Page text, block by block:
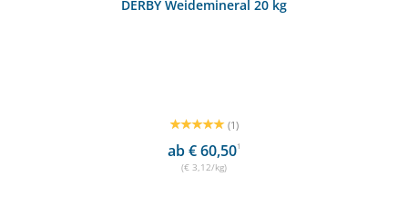
DERBY Weidemineral 20 kg
(1)
ab € 60,501
(€ 3,12/kg)